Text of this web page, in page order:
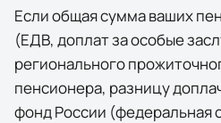
Если общая сумма ваших
(ЕДВ, доплат за особые
регионального
пенсионера, разницу
фонд России (федеральная